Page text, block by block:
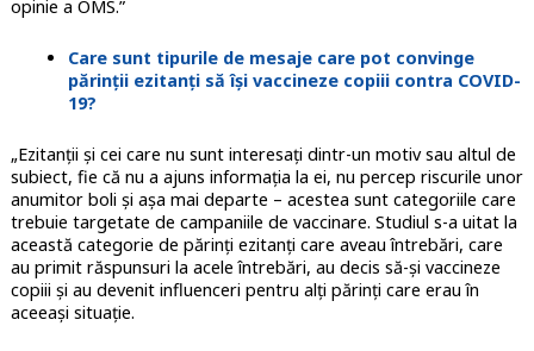
opinie a OMS.”
Care sunt tipurile de mesaje care pot convinge
părinții ezitanți să își vaccineze copiii contra COVID-
19?
„Ezitanții și cei care nu sunt interesați dintr-un motiv sau altul de
subiect, fie că nu a ajuns informația la ei, nu percep riscurile unor
anumitor boli și așa mai departe – acestea sunt categoriile care
trebuie targetate de campaniile de vaccinare. Studiul s-a uitat la
această categorie de părinți ezitanți care aveau întrebări, care
au primit răspunsuri la acele întrebări, au decis să-și vaccineze
copiii și au devenit influenceri pentru alți părinți care erau în
aceeași situație.